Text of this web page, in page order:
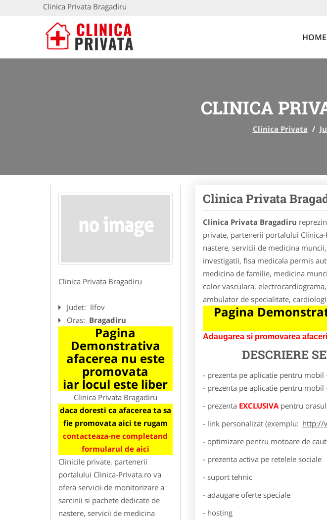
Clinica Privata Bragadiru
HOME
CLINICA
Clinica Privata /
Clinica Privata Bragadiru
Judet: Ilfov
Oras: Bragadiru
Pagina
Demonstrativa
afacerea nu este
promovata
iar locul este liber
Clinica Privata Bragadiru
daca doresti ca afacerea ta sa
fie promovata aici te rugam
contacteaza-ne completand
formularul de aici
Clinicile private, partenerii
portalului Clinica-Privata.ro va
ofera servicii de monitorizare a
sarcinii si pachete dedicate de
nastere, servicii de medicina
Clinica Privata
Clinica Privata Bragadiru
private, partenerii portalului
nastere, servicii de medicina
investigatii, fisa medicala permis
medicina de familie, medicina
color vasculara,
ambulator de specialitate,
Pagina
Adaugarea si promovarea
DESCRIERE
- prezenta pe aplicatie pentru mobil
- prezenta pe aplicatie pentru mobil
- prezenta EXCLUSIVApentru orasul
- link personalizat (exemplu: http://
- optimizare pentru motoare de
- prezenta activa pe retelele sociale
- suport tehnic
- adaugare oferte speciale
- hosting